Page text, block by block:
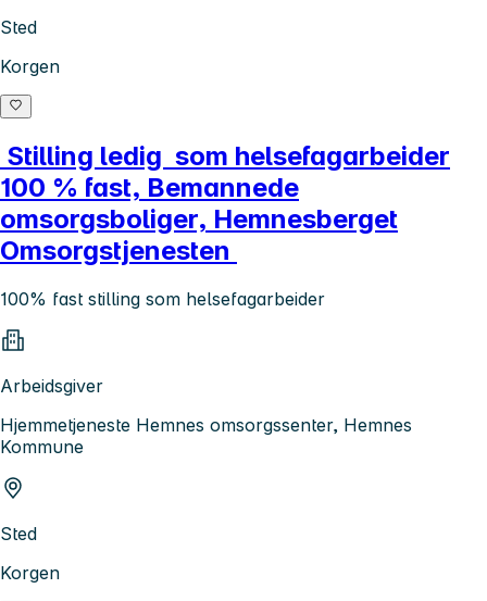
Sted
Korgen
Stilling ledig som helsefagarbeider
100 % fast, Bemannede
omsorgsboliger, Hemnesberget
Omsorgstjenesten
100% fast stilling som helsefagarbeider
Arbeidsgiver
Hjemmetjeneste Hemnes omsorgssenter, Hemnes
Kommune
Sted
Korgen